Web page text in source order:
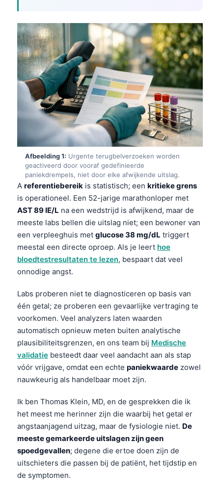
Afbeelding 1: Urgente terugbelverzoeken worden
geactiveerd door vooraf gedefinieerde
paniekdrempels, niet door elke afwijkende uitslag.
A referentiebereik is statistisch; een kritieke grens
is operationeel. Een 52-jarige marathonloper met
AST 89 IE/L na een wedstrijd is afwijkend, maar de
meeste labs bellen die uitslag niet; een bewoner van
een verpleeghuis met glucose 38 mg/dL triggert
meestal een directe oproep. Als je leert hoe
bloedtestresultaten te lezen, bespaart dat veel
onnodige angst.
Labs proberen niet te diagnosticeren op basis van
één getal; ze proberen een gevaarlijke vertraging te
voorkomen. Veel analyzers laten waarden
automatisch opnieuw meten buiten analytische
plausibiliteitsgrenzen, en ons team bij Medische
validatie besteedt daar veel aandacht aan als stap
vóór vrijgave, omdat een echte paniekwaarde zowel
nauwkeurig als handelbaar moet zijn.
Ik ben Thomas Klein, MD, en de gesprekken die ik
het meest me herinner zijn die waarbij het getal er
angstaanjagend uitzag, maar de fysiologie niet. De
meeste gemarkeerde uitslagen zijn geen
spoedgevallen; degene die ertoe doen zijn de
uitschieters die passen bij de patiënt, het tijdstip en
de symptomen.